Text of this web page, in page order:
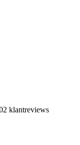
klantreviews